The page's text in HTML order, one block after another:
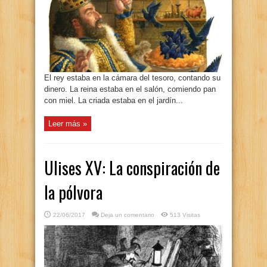
El rey estaba en la cámara del tesoro, contando su
dinero. La reina estaba en el salón, comiendo pan
con miel. La criada estaba en el jardín...
Leer más »
Ulises XV: La conspiración de
la pólvora
22/06/2017 Deja un comentario 513 Visitas